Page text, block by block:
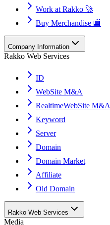
Work at Rakko 🚀
Buy Merchandise 🏬
Company Information
Rakko Web Services
ID
WebSite M&A
RealtimeWebSite M&A
Keyword
Server
Domain
Domain Market
Affiliate
Old Domain
Rakko Web Services
Media